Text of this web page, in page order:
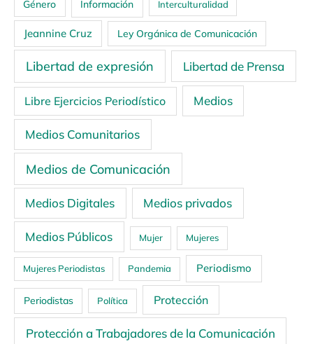
Género Información Interculturalidad
Jeannine Cruz Ley Orgánica de Comunicación
Libertad de expresión Libertad de Prensa
Libre Ejercicios Periodístico Medios
Medios Comunitarios
Medios de Comunicación
Medios Digitales Medios privados
Medios Públicos Mujer Mujeres
Mujeres Periodistas Pandemia Periodismo
Periodistas Política Protección
Protección a Trabajadores de la Comunicación